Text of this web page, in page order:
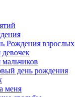
Рождения взрослых
девочек
мальчиков
день рождения
меня